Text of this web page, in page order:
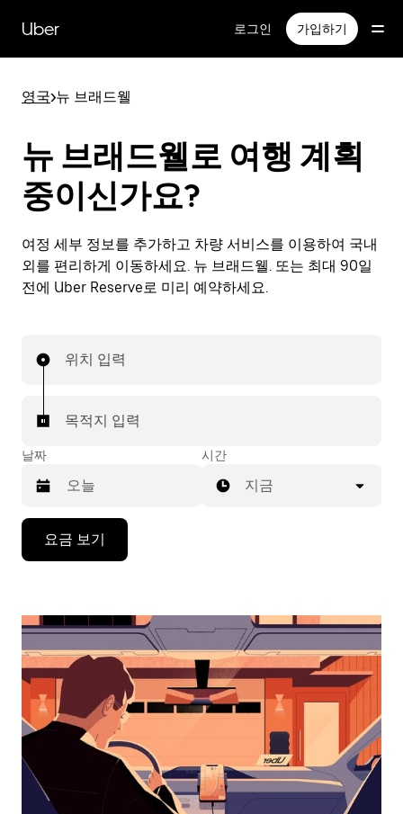
Uber 로그인 가입하기
영국>뉴 브래드웰
뉴 브래드웰로 여행 계획
중이신가요?
여정 세부 정보를 추가하고 차량 서비스를 이용하여 국내
외를 편리하게 이동하세요. 뉴 브래드웰. 또는 최대 90일
전에 Uber Reserve로 미리 예약하세요.
위치 입력
목적지 입력
날짜
작
면
아
래
화
살
표
시간
지금
요금 보기